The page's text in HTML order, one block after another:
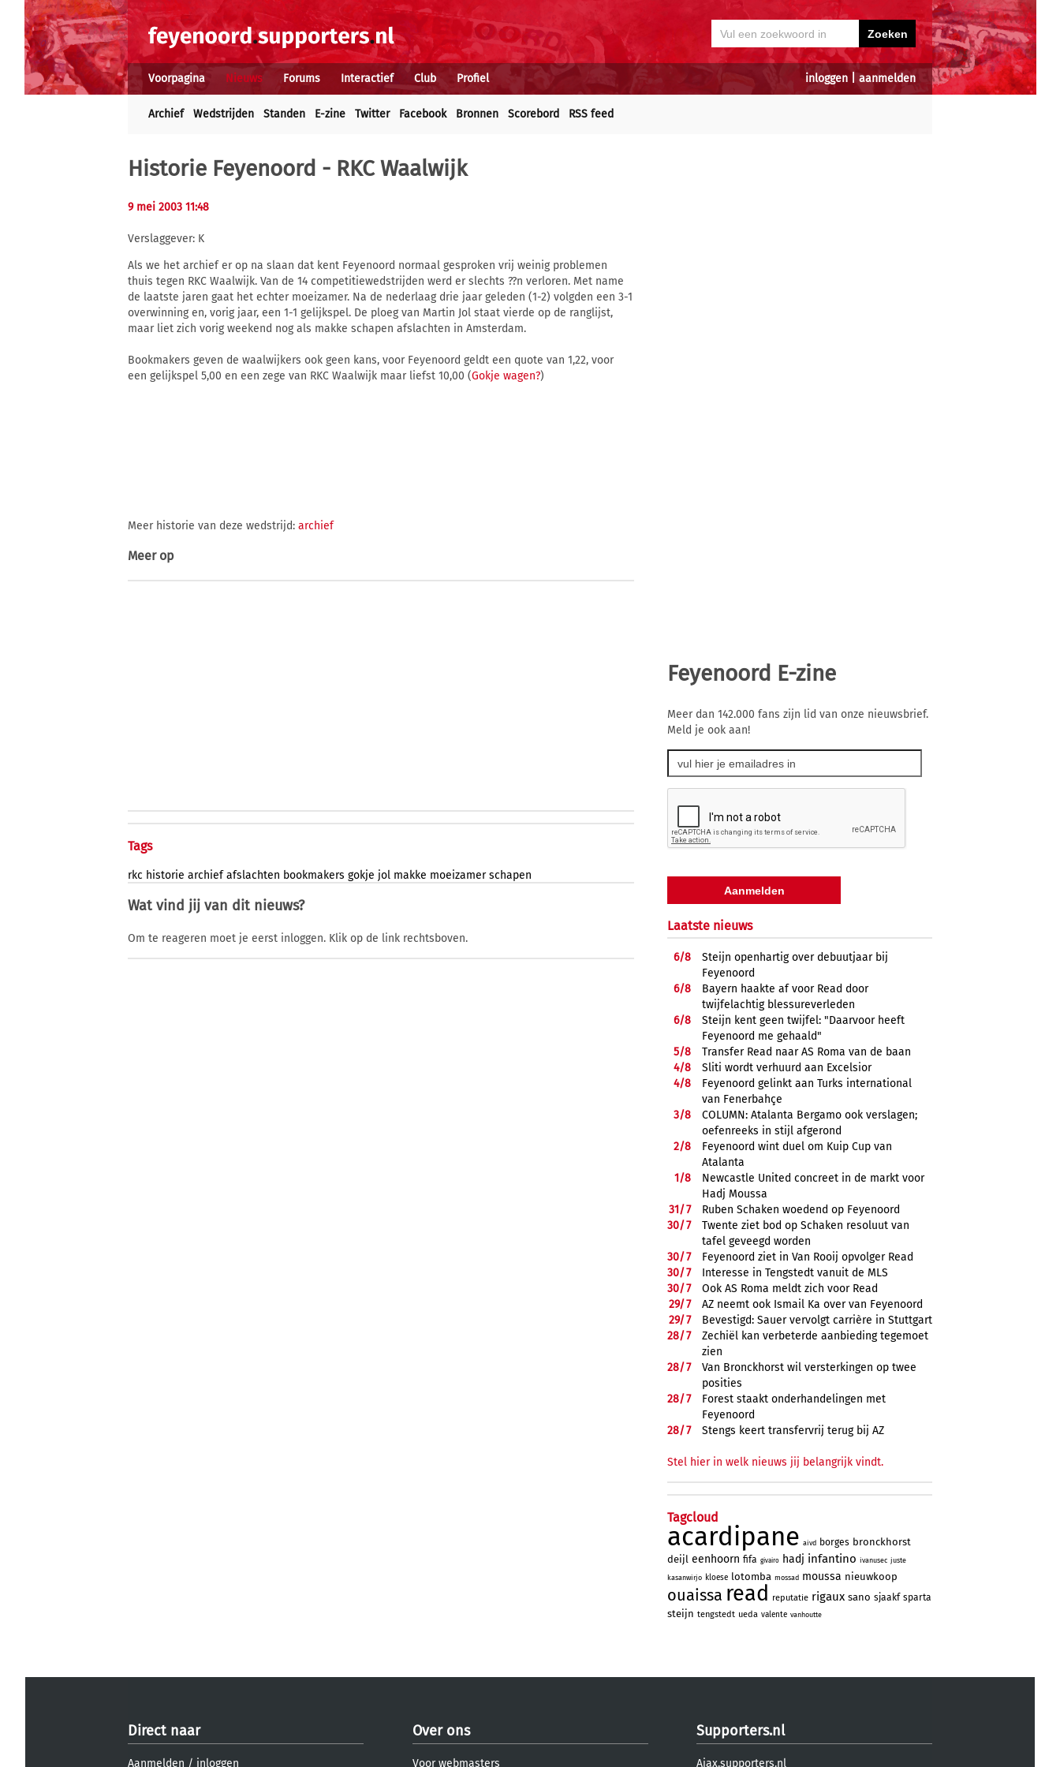
inloggen aanmelden
Voorpagina Nieuws Forums Interactief Club Profiel
Archief Wedstrijden Standen E-zine Twitter Facebook Bronnen Scorebord RSS feed
Historie Feyenoord - RKC Waalwijk
9 mei 2003 11:48
Verslaggever: K
Als we het archief er op na slaan dat kent Feyenoord normaal gesproken vrij weinig problemen
thuis tegen RKC Waalwijk. Van de 14 competitiewedstrijden werd er slechts ??n verloren. Met name
de laatste jaren gaat het echter moeizamer. Na de nederlaag drie jaar geleden (1-2) volgden een 3-1
overwinning en, vorig jaar, een 1-1 gelijkspel. De ploeg van Martin Jol staat vierde op de ranglijst,
maar liet zich vorig weekend nog als makke schapen afslachten in Amsterdam.
Bookmakers geven de waalwijkers ook geen kans, voor Feyenoord geldt een quote van 1,22, voor
een gelijkspel 5,00 en een zege van RKC Waalwijk maar liefst 10,00 (Gokje wagen?)
Meer historie van deze wedstrijd: archief
Meer op
Tags
rkc historie archief afslachten bookmakers gokje jol makke moeizamer schapen
Wat vind jij van dit nieuws?
Om te reageren moet je eerst inloggen. Klik op de link rechtsboven.
Feyenoord E-zine
Meer dan 142.000 fans zijn lid van onze nieuwsbrief.
Meld je ook aan!
Laatste nieuws
6/8
Steijn openhartig over debuutjaar bij
Feyenoord
6/8
Bayern haakte af voor Read door
twijfelachtig blessureverleden
6/8
Steijn kent geen twijfel: "Daarvoor heeft
Feyenoord me gehaald"
5/8
Transfer Read naar AS Roma van de baan
4/8
Sliti wordt verhuurd aan Excelsior
4/8
Feyenoord gelinkt aan Turks international
van Fenerbahçe
3/8
COLUMN: Atalanta Bergamo ook verslagen;
oefenreeks in stijl afgerond
2/8
Feyenoord wint duel om Kuip Cup van
Atalanta
1/8
Newcastle United concreet in de markt voor
Hadj Moussa
31/7
Ruben Schaken woedend op Feyenoord
30/7
Twente ziet bod op Schaken resoluut van
tafel geveegd worden
30/7
Feyenoord ziet in Van Rooij opvolger Read
30/7
Interesse in Tengstedt vanuit de MLS
30/7
Ook AS Roma meldt zich voor Read
29/7
AZ neemt ook Ismail Ka over van Feyenoord
29/7
Bevestigd: Sauer vervolgt carrière in Stuttgart
28/7
Zechiël kan verbeterde aanbieding tegemoet
zien
28/7
Van Bronckhorst wil versterkingen op twee
posities
28/7
Forest staakt onderhandelingen met
Feyenoord
28/7 Stengs keert transfervrij terug bij AZ
Stel hier in welk nieuws jij belangrijk vindt.
Tagcloud
acardipane aivd borges bronckhorst
deijl eenhoorn fifa givairo hadj infantino ivanusec juste
kasanwirjo kloese lotomba mossad moussa nieuwkoop
ouaissa read reputatie rigaux sano sjaakf sparta
steijn tengstedt ueda valente vanhoutte
Direct naar
Aanmelden / inloggen
Over ons
Voor webmasters
Supporters.nl
Ajax.supporters.nl